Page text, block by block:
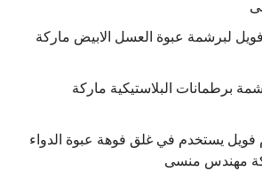
لبرشمة عبوة العسل الابيض ماركة
برطمانات البلاستيكية ماركة
فويل يستخدم في غلق فوهة عبوة الدواء
مهندس منسى